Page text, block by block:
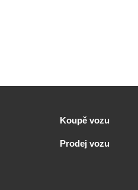
Koupě vozu
Prodej vozu